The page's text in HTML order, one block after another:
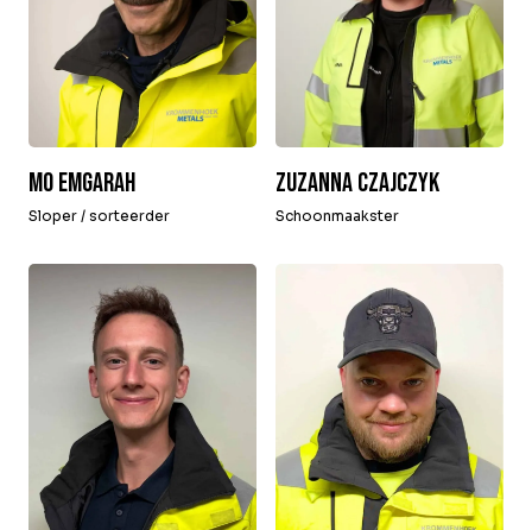
Mo Emgarah
Sloper / sorteerder
Zuzanna Czajczyk
Schoonmaakster